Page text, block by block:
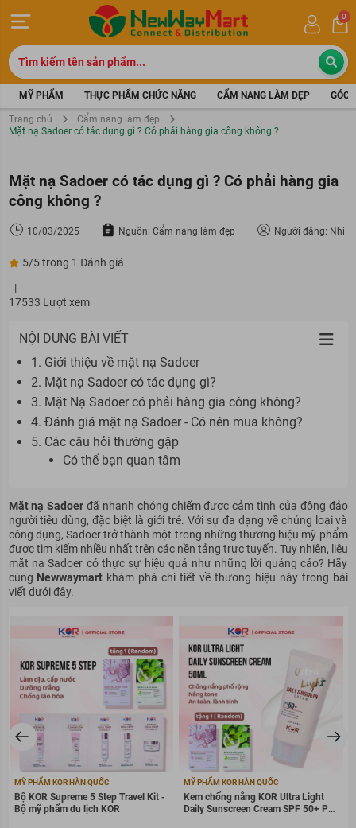
0
MỸ PHẨM THỰC PHẨM CHỨC NĂNG CẨM NANG LÀM ĐẸP GÓC
Trang chủ
Cẩm nang làm đẹp
Mặt nạ Sadoer có tác dụng gì ? Có phải hàng gia công không ?
Mặt nạ Sadoer có tác dụng gì ? Có phải hàng gia
công không ?
10/03/2025 Nguồn: Cẩm nang làm đẹp Người đăng: Nhi
5/5 trong 1 Đánh giá
|
17533 Lượt xem
NỘI DUNG BÀI VIẾT
1. Giới thiệu về mặt nạ Sadoer
2. Mặt nạ Sadoer có tác dụng gì?
3. Mặt Nạ Sadoer có phải hàng gia công không?
4. Đánh giá mặt nạ Sadoer - Có nên mua không?
5. Các câu hỏi thường gặp
Có thể bạn quan tâm
Mặt nạ Sadoer đã nhanh chóng chiếm được cảm tình của đông đảo
người tiêu dùng, đặc biệt là giới trẻ. Với sự đa dạng về chủng loại và
công dụng, Sadoer trở thành một trong những thương hiệu mỹ phẩm
được tìm kiếm nhiều nhất trên các nền tảng trực tuyến. Tuy nhiên, liệu
mặt nạ Sadoer có thực sự hiệu quả như những lời quảng cáo? Hãy
cùng Newwaymart khám phá chi tiết về thương hiệu này trong bài
viết dưới đây.
MỸ PHẨM KOR HÀN QUỐC
Bộ KOR Supreme 5 Step Travel Kit -
Bộ mỹ phẩm du lịch KOR
MỸ PHẨM KOR HÀN QUỐC
Kem chống nắng KOR Ultra Light
Daily Sunscreen Cream SPF 50+ PA